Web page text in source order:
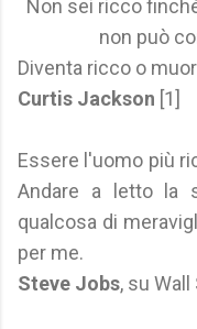
Non sei ricco
non può
Diventa ricco o
Curtis Jackson [1]
Essere l'uomo più
Andare a letto la
qualcosa di
per me.
Steve Jobs, su